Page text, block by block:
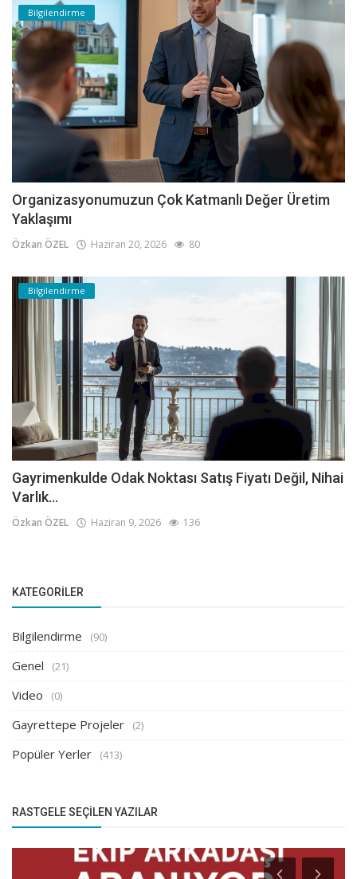
Bilgilendirme
Organizasyonumuzun Çok Katmanlı Değer Üretim
Yaklaşımı
Özkan ÖZEL Haziran 20, 2026 80
Bilgilendirme
Gayrimenkulde Odak Noktası Satış Fiyatı Değil, Nihai
Varlık...
Özkan ÖZEL Haziran 9, 2026 136
KATEGORILER
Bilgilendirme (90)
Genel (21)
Video (0)
Gayrettepe Projeler (2)
Popüler Yerler (413)
RASTGELE SEÇILEN YAZILAR